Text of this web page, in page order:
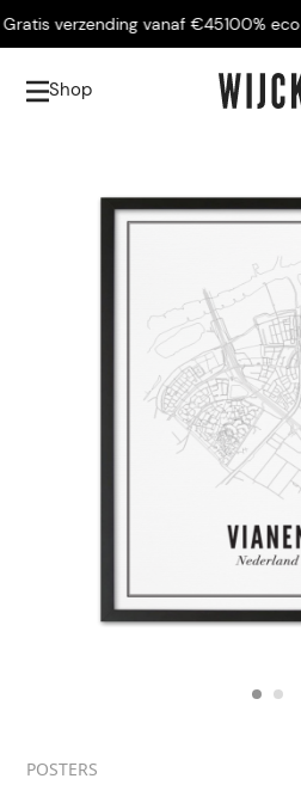
verzending vanaf €45100% eco
Shop
POSTERS